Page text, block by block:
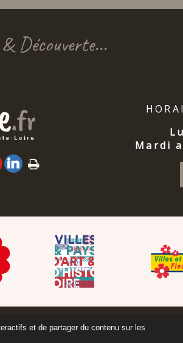
Découverte...
Mardi
et de partager du contenu sur les